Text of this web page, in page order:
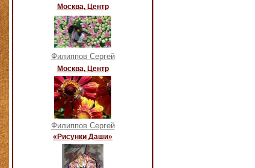
Москва, Центр
Филиппов Сергей
Москва, Центр
Филиппов Сергей
«Рисунки Даши»